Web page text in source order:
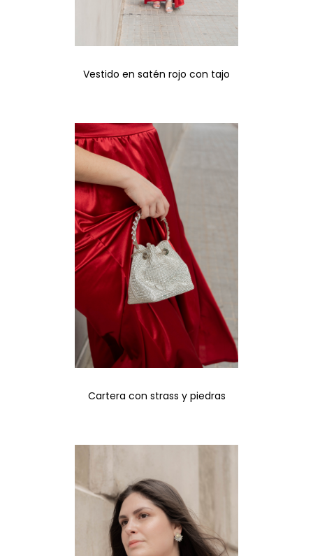
Vestido en satén rojo con tajo
Cartera con strass y piedras